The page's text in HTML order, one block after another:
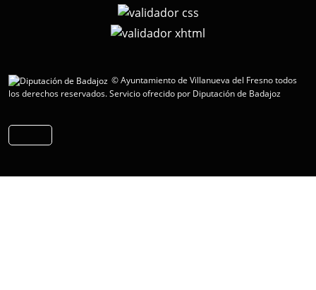
© Ayuntamiento de Villanueva del Fresno todos
los derechos reservados.Servicio ofrecido por Diputación de Badajoz